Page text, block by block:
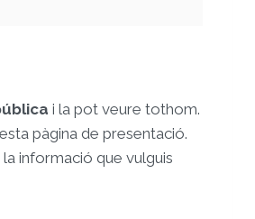
i la pot veure tothom.
pàgina de presentació.
informació que vulguis